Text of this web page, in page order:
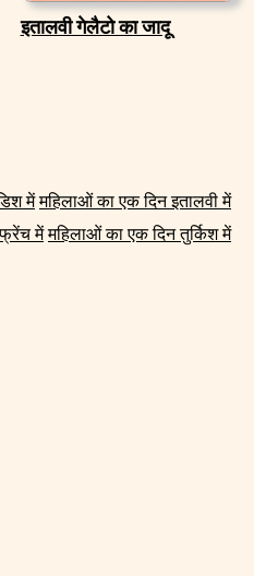
इतालवी गेलैटो का जादू
में महिलाओं का एक दिन इतालवी में
में महिलाओं का एक दिन तुर्किश में